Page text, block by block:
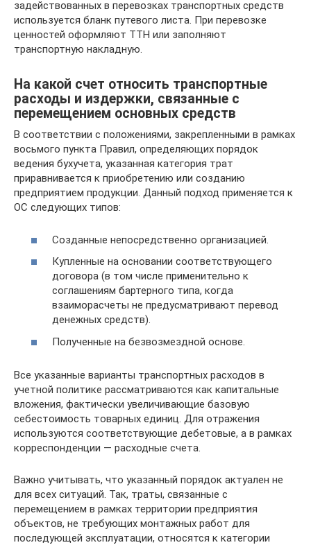
задействованных в перевозках транспортных средств
используется бланк путевого листа. При перевозке
ценностей оформляют ТТН или заполняют
транспортную накладную.
На какой счет относить транспортные
расходы и издержки, связанные с
перемещением основных средств
В соответствии с положениями, закрепленными в рамках
восьмого пункта Правил, определяющих порядок
ведения бухучета, указанная категория трат
приравнивается к приобретению или созданию
предприятием продукции. Данный подход применяется к
ОС следующих типов:
Созданные непосредственно организацией.
Купленные на основании соответствующего
договора (в том числе применительно к
соглашениям бартерного типа, когда
взаиморасчеты не предусматривают перевод
денежных средств).
Полученные на безвозмездной основе.
Все указанные варианты транспортных расходов в
учетной политике рассматриваются как капитальные
вложения, фактически увеличивающие базовую
себестоимость товарных единиц. Для отражения
используются соответствующие дебетовые, а в рамках
корреспонденции — расходные счета.
Важно учитывать, что указанный порядок актуален не
для всех ситуаций. Так, траты, связанные с
перемещением в рамках территории предприятия
объектов, не требующих монтажных работ для
последующей эксплуатации, относятся к категории